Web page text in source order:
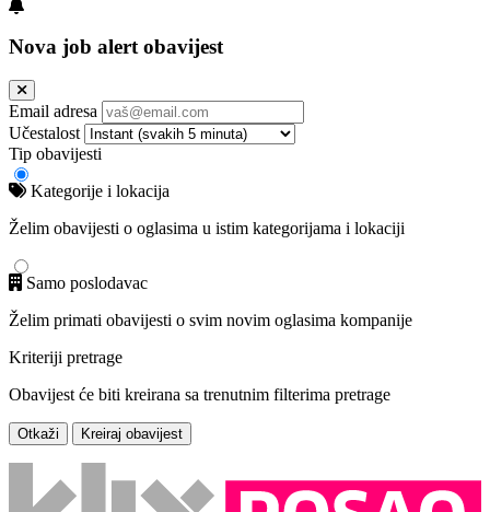
Nova job alert obavijest
Email adresa
Učestalost
Tip obavijesti
Kategorije i lokacija
Želim obavijesti o oglasima u istim kategorijama i lokaciji
Samo poslodavac
Želim primati obavijesti o svim novim oglasima kompanije
Kriteriji pretrage
Obavijest će biti kreirana sa trenutnim filterima pretrage
Otkaži Kreiraj obavijest